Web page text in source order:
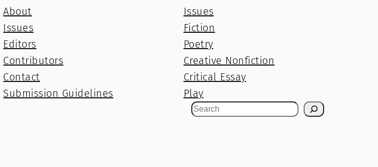
About
Issues
Editors
Contributors
Contact
Submission Guidelines
Issues
Fiction
Poetry
Creative Nonfiction
Critical Essay
Play
S